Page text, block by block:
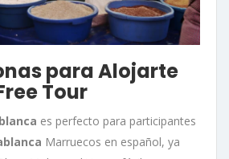
para Alojarte
Tour
es perfecto para participantes
Marruecos en español, ya